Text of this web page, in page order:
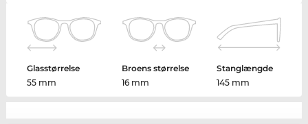
Glasstørrelse
55 mm
Broens størrelse
16 mm
Stanglængde
145 mm